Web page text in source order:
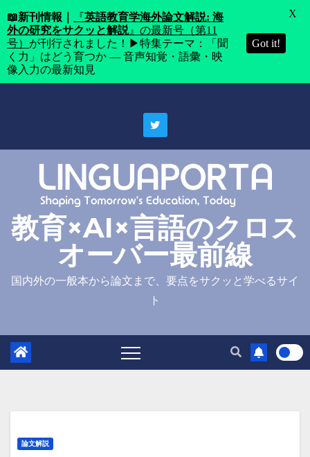
教育×AI×言語のクロス
オーバー最前線
国内外の一般本から論文まで、要点をサクッと学べるサイ
ト
論文解説
📖新刊情報｜ 『英語教育学海外論文解説: 海
外の研究をサクッと解説』の最新号（第11
号） が刊行されました！▶特集テーマ：「聞
く力」はどう育つか ― 音声知覚・語彙・映
像入力の最新知見
Got it!
X